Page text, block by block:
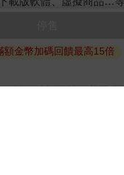
人衛生用品。（如：內
品，均享有到貨7天的
商品（組合商品恕無法
金幣加碼回饋最高15倍